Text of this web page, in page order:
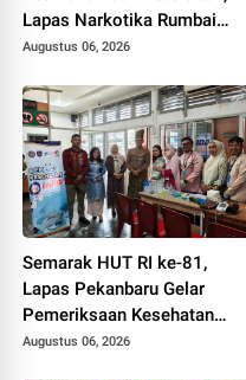
Lapas Narkotika Rumbai
Gelar Razia Rutin Blok
Augustus 06, 2026
Semarak HUT RI ke-81,
Lapas Pekanbaru Gelar
Pemeriksaan Kesehatan
Gratis untuk Warga Binaan
Augustus 06, 2026